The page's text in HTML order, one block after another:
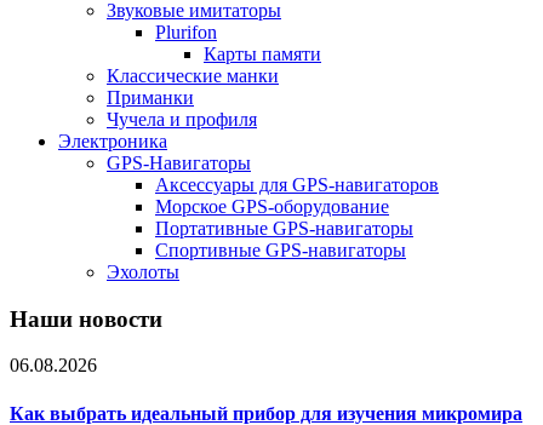
Звуковые имитаторы
Plurifon
Карты памяти
Классические манки
Приманки
Чучела и профиля
Электроника
GPS-Навигаторы
Аксессуары для GPS-навигаторов
Морское GPS-оборудование
Портативные GPS-навигаторы
Спортивные GPS-навигаторы
Эхолоты
Наши новости
06.08.2026
Как выбрать идеальный прибор для изучения микромира